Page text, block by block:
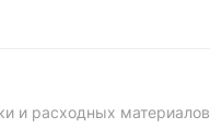
и расходных материалов